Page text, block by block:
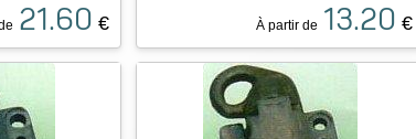
21.60 € À partir de 13.20 €